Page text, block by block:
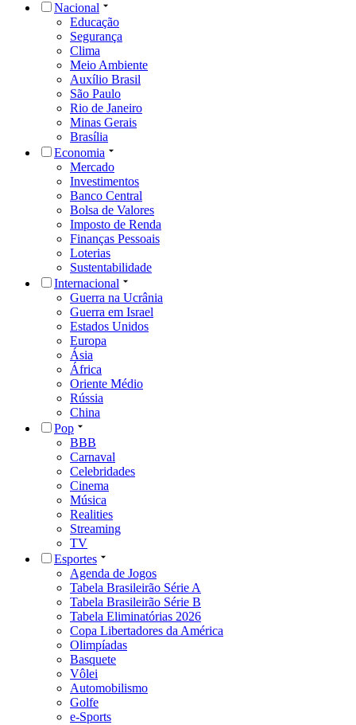
Nacional
Educação
Segurança
Clima
Meio Ambiente
Auxílio Brasil
São Paulo
Rio de Janeiro
Minas Gerais
Brasília
Economia
Mercado
Investimentos
Banco Central
Bolsa de Valores
Imposto de Renda
Finanças Pessoais
Loterias
Sustentabilidade
Internacional
Guerra na Ucrânia
Guerra em Israel
Estados Unidos
Europa
Ásia
África
Oriente Médio
Rússia
China
Pop
BBB
Carnaval
Celebridades
Cinema
Música
Realities
Streaming
TV
Esportes
Agenda de Jogos
Tabela Brasileirão Série A
Tabela Brasileirão Série B
Tabela Eliminatórias 2026
Copa Libertadores da América
Olimpíadas
Basquete
Vôlei
Automobilismo
Golfe
e-Sports